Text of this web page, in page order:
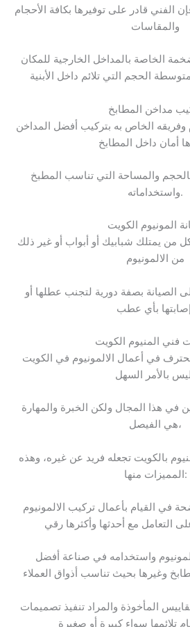
الفني قادر على توفيرها بكافة الأحجام
والمقاسات
الخاصة بالمداخل الخارجية للمكان
مداخن المطابخ
وفريقه الخاص به بتركيب أفضل المداخن
أمان داخل المطابخ
والمساحة التي تناسب المطبخ
واستخداماته.
المونيوم الكويت
من يمتلك شبابيك أو أبواب أو غير ذلك
من الالمونيوم
الصيانة بصفة دورية لتجنب عطلها أو
فني المنيوم الكويت
في أعمال الالمونيوم في الكويت
في هذا المجال ولكن الخبرة والمهارة
هي الفيصل،
بالكويت تجعله فريد عن غيره، وهذه
المميزات منها:
في القيام بأعمال تركيب الالمونيوم
واستخدامه في صناعة أفضل
المأخوذة والمراد تنفيذ تصميمات